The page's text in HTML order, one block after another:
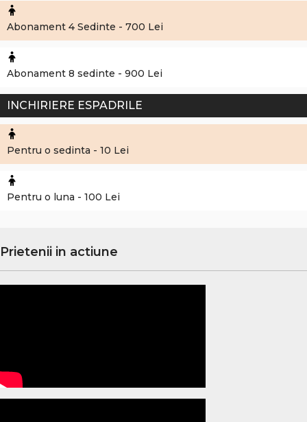
Abonament 4 Sedinte - 700 Lei
Abonament 8 sedinte - 900 Lei
INCHIRIERE ESPADRILE
Pentru o sedinta - 10 Lei
Pentru o luna - 100 Lei
Prietenii in actiune